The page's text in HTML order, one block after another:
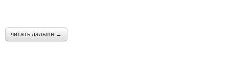
читать дальше →